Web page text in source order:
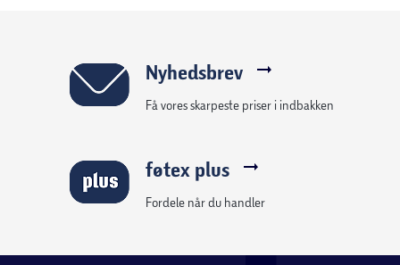
Nyhedsbrev
Få vores skarpeste priser i indbakken
føtex plus
Fordele når du handler